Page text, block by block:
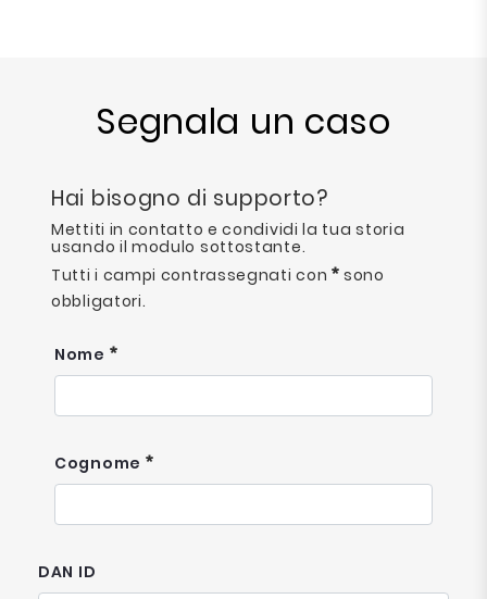
Segnala un caso
Hai bisogno di supporto?
Mettiti in contatto e condividi la tua storia
usando il modulo sottostante.
Tutti i campi contrassegnati con sono
obbligatori.
Nome
Cognome
DAN ID